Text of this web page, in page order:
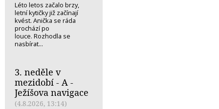
Léto letos začalo brzy,
letní kytičky již začínají
kvést. Anička se ráda
prochází po
louce. Rozhodla se
nasbírat...
3. neděle v
mezidobí - A -
Ježíšova navigace
(4.8.2026, 13:14)